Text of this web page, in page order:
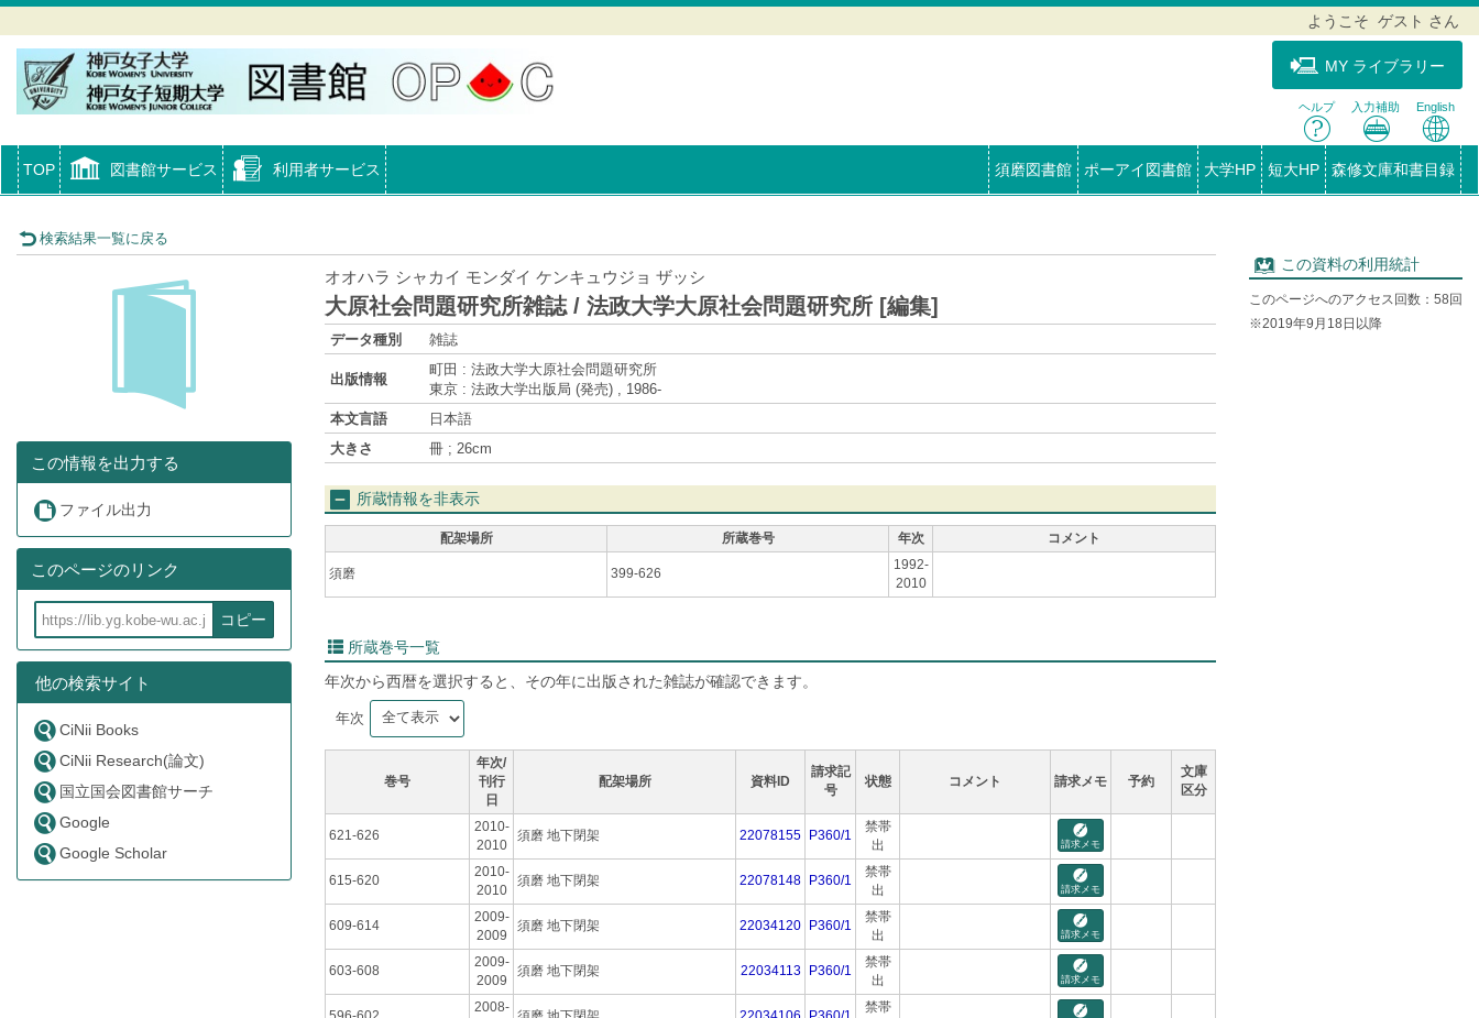
ようこそ ゲスト さん
MY ライブラリー
ヘルプ 入力補助 English
TOP 図書館サービス 利用者サービス 須磨図書館 ポーアイ図書館 大学HP 短大HP 森修文庫和書目録
検索結果一覧に戻る
この情報を出力する
ファイル出力
このページのリンク
コピー
他の検索サイト
CiNii Books
CiNii Research(論文)
国立国会図書館サーチ
Google
Google Scholar
オオハラ シャカイ モンダイ ケンキュウジョ ザッシ
大原社会問題研究所雑誌 / 法政大学大原社会問題研究所 [編集]
データ種別 雑誌
出版情報
町田 : 法政大学大原社会問題研究所
東京 : 法政大学出版局 (発売) , 1986-
本文言語
日本語
大きさ
冊 ; 26cm
所蔵情報を非表示
配架場所 所蔵巻号 年次 コメント
須磨 399-626
1992-
2010
所蔵巻号一覧
年次から西暦を選択すると、その年に出版された雑誌が確認できます。
年次
巻号
年次/
刊行
日
配架場所 資料ID
請求記
号
状態 コメント 請求メモ 予約
文庫
区分
621-626
2010-
2010
須磨 地下閉架 22078155 P360/1
禁帯
出
請求メモ
615-620
2010-
2010
須磨 地下閉架 22078148 P360/1
禁帯
出
請求メモ
609-614
2009-
2009
須磨 地下閉架 22034120 P360/1
禁帯
出
請求メモ
603-608
2009-
2009
須磨 地下閉架 22034113 P360/1
禁帯
出
請求メモ
2008-
禁帯
この資料の利用統計
このページへのアクセス回数：58回
※2019年9月18日以降